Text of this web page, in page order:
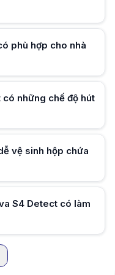
phù hợp cho nhà
những chế độ hút
vệ sinh hộp chứa
S4 Detect có làm